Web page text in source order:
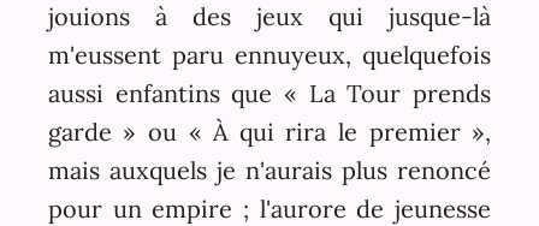
jouions à des jeux qui jusque-là
m'eussent paru ennuyeux, quelquefois
aussi enfantins que « La Tour prends
garde » ou « À qui rira le premier »,
mais auxquels je n'aurais plus renoncé
pour un empire ; l'aurore de jeunesse